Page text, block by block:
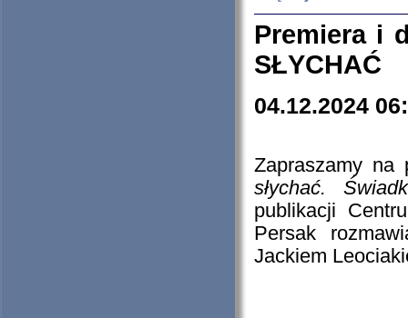
Premiera i
SŁYCHAĆ
04.12.2024
Zapraszamy
słychać.
publikacji
Persak
Jackiem